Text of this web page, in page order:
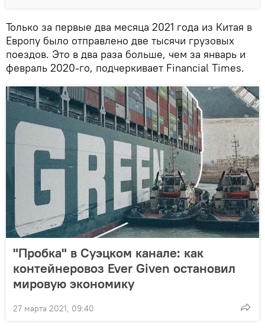
Только за первые два месяца 2021 года из Китая в
Европу было отправлено две тысячи грузовых
поездов. Это в два раза больше, чем за январь и
февраль 2020-го, подчеркивает Financial Times.
"Пробка" в Суэцком канале: как
контейнеровоз Ever Given остановил
мировую экономику
27 марта 2021, 09:40